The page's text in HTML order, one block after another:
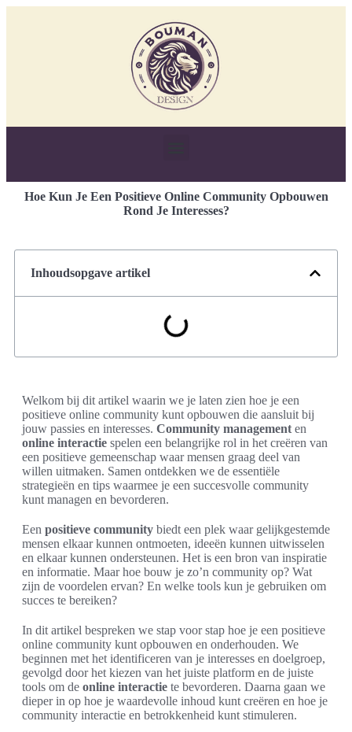
Hoe Kun Je Een Positieve Online Community Opbouwen
Rond Je Interesses?
Inhoudsopgave artikel
Welkom bij dit artikel waarin we je laten zien hoe je een
positieve online community kunt opbouwen die aansluit bij
jouw passies en interesses. Community management en
online interactie spelen een belangrijke rol in het creëren van
een positieve gemeenschap waar mensen graag deel van
willen uitmaken. Samen ontdekken we de essentiële
strategieën en tips waarmee je een succesvolle community
kunt managen en bevorderen.
Een positieve community biedt een plek waar gelijkgestemde
mensen elkaar kunnen ontmoeten, ideeën kunnen uitwisselen
en elkaar kunnen ondersteunen. Het is een bron van inspiratie
en informatie. Maar hoe bouw je zo’n community op? Wat
zijn de voordelen ervan? En welke tools kun je gebruiken om
succes te bereiken?
In dit artikel bespreken we stap voor stap hoe je een positieve
online community kunt opbouwen en onderhouden. We
beginnen met het identificeren van je interesses en doelgroep,
gevolgd door het kiezen van het juiste platform en de juiste
tools om de online interactie te bevorderen. Daarna gaan we
dieper in op hoe je waardevolle inhoud kunt creëren en hoe je
community interactie en betrokkenheid kunt stimuleren.